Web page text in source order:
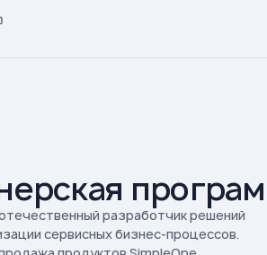
разработчик решений
сервисных бизнес-процессов.